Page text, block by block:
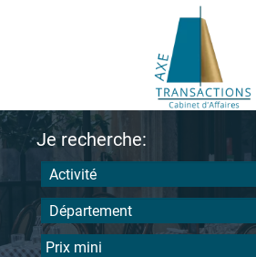
Je recherche:
Activité
Département